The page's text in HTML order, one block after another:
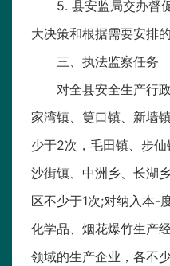
5. 县安监局交办督
大决策和根据需要安排
三、执法监察任务
对全县安全生产行
家湾镇、筻口镇、新墙
少于2次，毛田镇、步
沙街镇、中洲乡、长湖
区不少于1次;对纳入本-
化学品、烟花爆竹生产
领域的生产企业，各不